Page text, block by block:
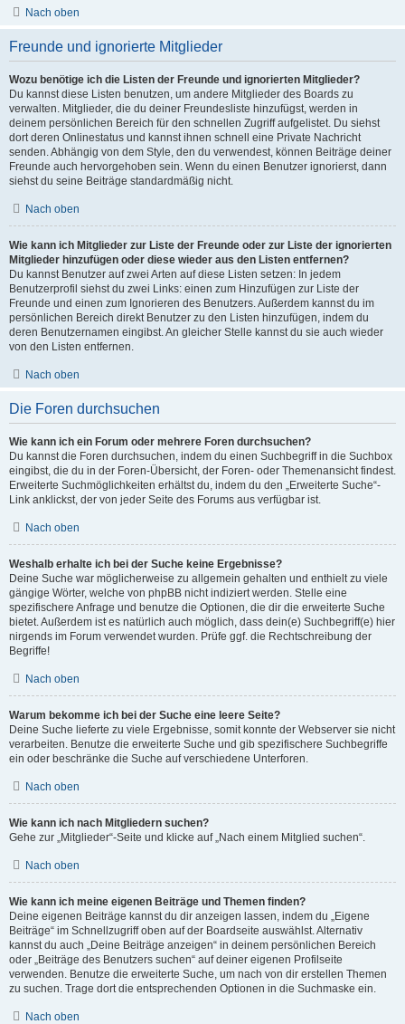
Nach oben
Freunde und ignorierte Mitglieder
Wozu benötige ich die Listen der Freunde und ignorierten Mitglieder?
Du kannst diese Listen benutzen, um andere Mitglieder des Boards zu
verwalten. Mitglieder, die du deiner Freundesliste hinzufügst, werden in
deinem persönlichen Bereich für den schnellen Zugriff aufgelistet. Du siehst
dort deren Onlinestatus und kannst ihnen schnell eine Private Nachricht
senden. Abhängig von dem Style, den du verwendest, können Beiträge deiner
Freunde auch hervorgehoben sein. Wenn du einen Benutzer ignorierst, dann
siehst du seine Beiträge standardmäßig nicht.
Nach oben
Wie kann ich Mitglieder zur Liste der Freunde oder zur Liste der ignorierten
Mitglieder hinzufügen oder diese wieder aus den Listen entfernen?
Du kannst Benutzer auf zwei Arten auf diese Listen setzen: In jedem
Benutzerprofil siehst du zwei Links: einen zum Hinzufügen zur Liste der
Freunde und einen zum Ignorieren des Benutzers. Außerdem kannst du im
persönlichen Bereich direkt Benutzer zu den Listen hinzufügen, indem du
deren Benutzernamen eingibst. An gleicher Stelle kannst du sie auch wieder
von den Listen entfernen.
Nach oben
Die Foren durchsuchen
Wie kann ich ein Forum oder mehrere Foren durchsuchen?
Du kannst die Foren durchsuchen, indem du einen Suchbegriff in die Suchbox
eingibst, die du in der Foren-Übersicht, der Foren- oder Themenansicht findest.
Erweiterte Suchmöglichkeiten erhältst du, indem du den „Erweiterte Suche“-
Link anklickst, der von jeder Seite des Forums aus verfügbar ist.
Nach oben
Weshalb erhalte ich bei der Suche keine Ergebnisse?
Deine Suche war möglicherweise zu allgemein gehalten und enthielt zu viele
gängige Wörter, welche von phpBB nicht indiziert werden. Stelle eine
spezifischere Anfrage und benutze die Optionen, die dir die erweiterte Suche
bietet. Außerdem ist es natürlich auch möglich, dass dein(e) Suchbegriff(e) hier
nirgends im Forum verwendet wurden. Prüfe ggf. die Rechtschreibung der
Begriffe!
Nach oben
Warum bekomme ich bei der Suche eine leere Seite?
Deine Suche lieferte zu viele Ergebnisse, somit konnte der Webserver sie nicht
verarbeiten. Benutze die erweiterte Suche und gib spezifischere Suchbegriffe
ein oder beschränke die Suche auf verschiedene Unterforen.
Nach oben
Wie kann ich nach Mitgliedern suchen?
Gehe zur „Mitglieder“-Seite und klicke auf „Nach einem Mitglied suchen“.
Nach oben
Wie kann ich meine eigenen Beiträge und Themen finden?
Deine eigenen Beiträge kannst du dir anzeigen lassen, indem du „Eigene
Beiträge“ im Schnellzugriff oben auf der Boardseite auswählst. Alternativ
kannst du auch „Deine Beiträge anzeigen“ in deinem persönlichen Bereich
oder „Beiträge des Benutzers suchen“ auf deiner eigenen Profilseite
verwenden. Benutze die erweiterte Suche, um nach von dir erstellen Themen
zu suchen. Trage dort die entsprechenden Optionen in die Suchmaske ein.
Nach oben